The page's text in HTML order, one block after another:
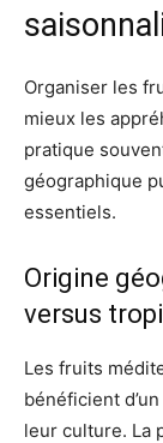
Organiser les
mieux les
pratique
géographique
essentiels.
Origine
versus
Les fruits
bénéficient
leur culture. La